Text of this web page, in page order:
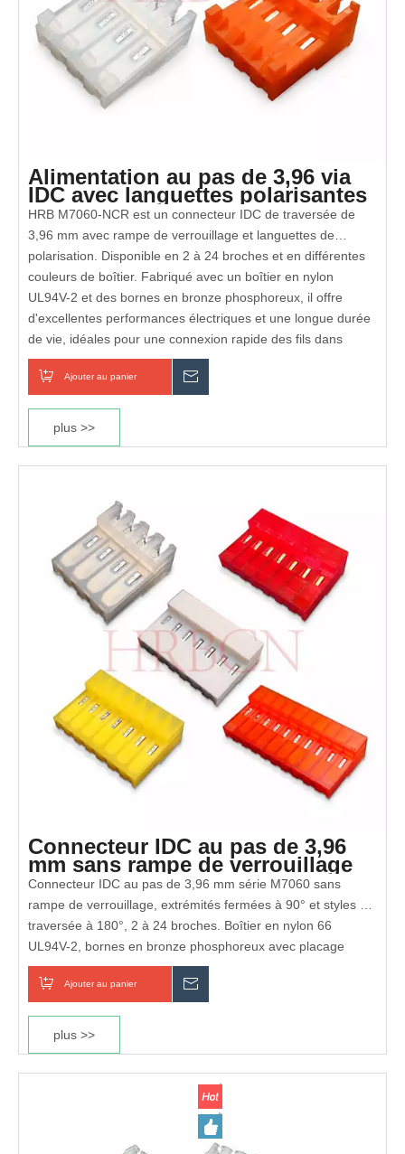
Alimentation au pas de 3,96 via
IDC avec languettes polarisantes
M7060-NCR
HRB M7060-NCR est un connecteur IDC de traversée de
3,96 mm avec rampe de verrouillage et languettes de
polarisation. Disponible en 2 à 24 broches et en différentes
couleurs de boîtier. Fabriqué avec un boîtier en nylon
UL94V-2 et des bornes en bronze phosphoreux, il offre
d'excellentes performances électriques et une longue durée
de vie, idéales pour une connexion rapide des fils dans
divers appareils électroniques.
Entièrement conforme RoHS et REACH
Ajouter au panier
plus >>
Connecteur IDC au pas de 3,96
mm sans rampe de verrouillage
Connecteur IDC au pas de 3,96 mm série M7060 sans
rampe de verrouillage, extrémités fermées à 90° et styles de
traversée à 180°, 2 à 24 broches. Boîtier en nylon 66
UL94V-2, bornes en bronze phosphoreux avec placage
étain/or. Le boîtier à code couleur correspond aux fils
AWG18 ~ AWG24. Idéal pour les connexions fil à fil et fil à
Entièrement conforme RoHS et REACH
Ajouter au panier
plus >>